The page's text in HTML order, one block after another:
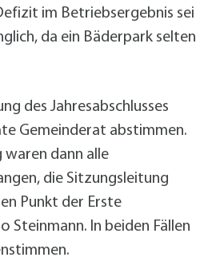
im Betriebsergebnis sei
da ein Bäderpark selten
des Jahresabschlusses
Gemeinderat abstimmen.
waren dann alle
die Sitzungsleitung
Punkt der Erste
Steinmann. In beiden Fällen